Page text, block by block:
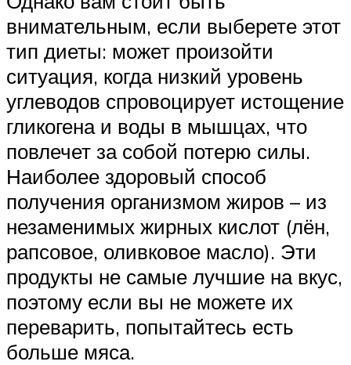
внимательным, если выберете этот
тип диеты: может произойти
ситуация, когда низкий уровень
углеводов спровоцирует истощение
гликогена и воды в мышцах, что
повлечет за собой потерю силы.
Наиболее здоровый способ
получения организмом жиров – из
незаменимых жирных кислот (лён,
рапсовое, оливковое масло). Эти
продукты не самые лучшие на вкус,
поэтому если вы не можете их
переварить, попытайтесь есть
больше мяса.